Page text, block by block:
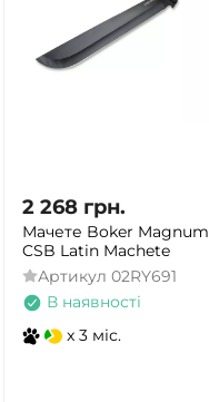
2 268 грн.
Мачете Boker Magnum
CSB Latin Machete
Артикул 02RY691
В наявності
x 3 міс.